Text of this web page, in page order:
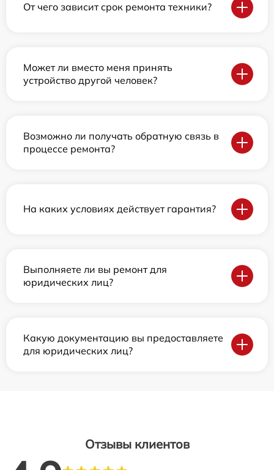
От чего зависит срок ремонта техники?
Может ли вместо меня принять
устройство другой человек?
Возможно ли получать обратную связь в
процессе ремонта?
На каких условиях действует гарантия?
Выполняете ли вы ремонт для
юридических лиц?
Какую документацию вы предоставляете
для юридических лиц?
Отзывы клиентов